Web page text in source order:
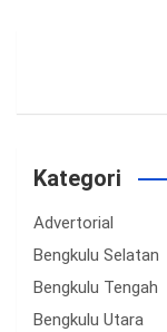
Kategori
Advertorial
Bengkulu Selatan
Bengkulu Tengah
Bengkulu Utara